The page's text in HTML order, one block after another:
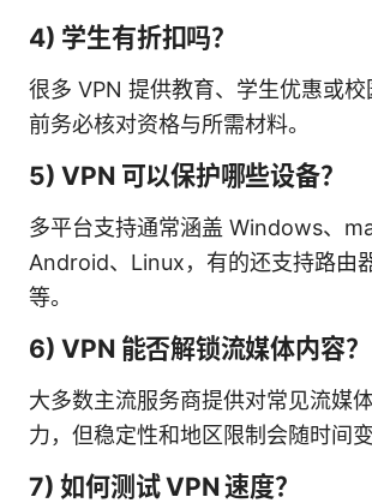
4) 学生有折扣吗？
很多 VPN 提供教育、学生优惠或
前务必核对资格与所需材料。
5) VPN 可以保护哪些设备？
多平台支持通常涵盖 Windows、
Android、Linux，有的还支持路由
等。
6) VPN 能否解锁流媒体内容？
大多数主流服务商提供对常见流媒
力，但稳定性和地区限制会随时间变
7) 如何测试 VPN 速度？